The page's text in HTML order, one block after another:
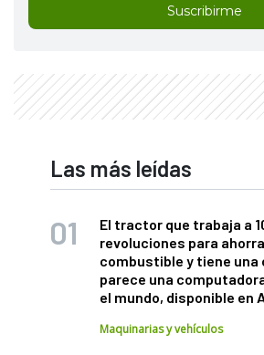
Suscribirme
Las más leídas
El tractor que trabaja a
revoluciones para
combustible y tiene una
parece una
el mundo, disponible en
Maquinarias y vehículos